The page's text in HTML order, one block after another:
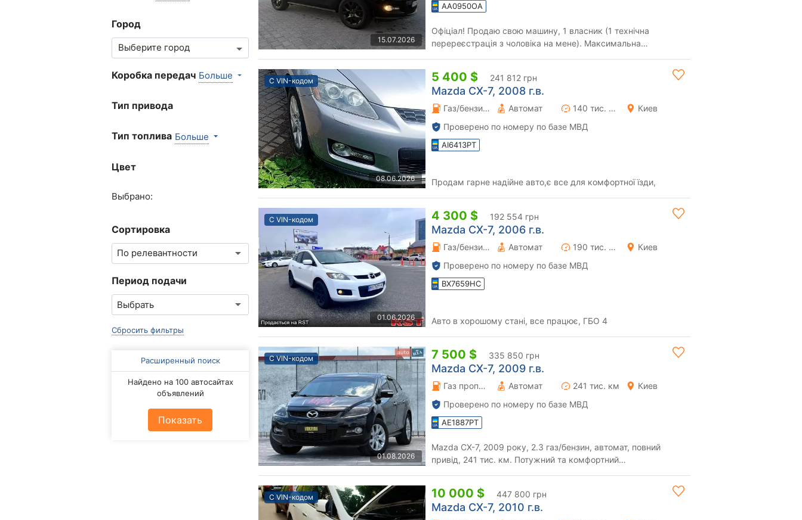
Город
Коробка передач Больше
Тип привода
Тип топлива Больше
Цвет
Выбрано:
Сортировка
Период подачи
Сбросить фильтры
Расширенный поиск
Найдено на 100 автосайтах
объявлений
Показать
15.07.2026
AA0950OA
Офіціал! Продаю свою машину, 1 власник (1 технічна
перереєстрація з чоловіка на мене). Максимальна
С VIN-кодом
08.06.2026
5 400 $ 241 812 грн
Mazda CX-7, 2008 г.в.
Газ/бензин 2.3 л. Автомат 140 тис. км
Киев
Проверено по номеру по базе МВД
AI6413PT
Продам гарне надійне авто,є все для комфортної їзди,
С VIN-кодом
01.06.2026
4 300 $ 192 554 грн
Mazda CX-7, 2006 г.в.
Газ/бензин 2.3 л. Автомат 190 тис. км
Киев
Проверено по номеру по базе МВД
BX7659HC
Авто в хорошому стані, все працює, ГБО 4
С VIN-кодом
01.08.2026
7 500 $ 335 850 грн
Mazda CX-7, 2009 г.в.
Газ пропан-бутан \ Бензин 2.26 л. Автомат 241 тис. км
Киев
Проверено по номеру по базе МВД
AE1887PT
Mazda CX-7, 2009 року, 2.3 газ/бензин, автомат, повний
привід, 241 тис. км. Потужний та комфортний
С VIN-кодом 10 000 $ 447 800 грн
Mazda CX-7, 2010 г.в.